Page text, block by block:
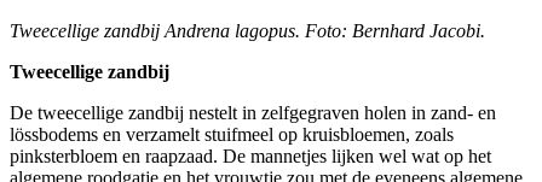
Tweecellige zandbij Andrena lagopus. Foto: Bernhard Jacobi.
Tweecellige zandbij
De tweecellige zandbij nestelt in zelfgegraven holen in zand- en
lössbodems en verzamelt stuifmeel op kruisbloemen, zoals
pinksterbloem en raapzaad. De mannetjes lijken wel wat op het
algemene roodgatje en het vrouwtje zou met de eveneens algemene